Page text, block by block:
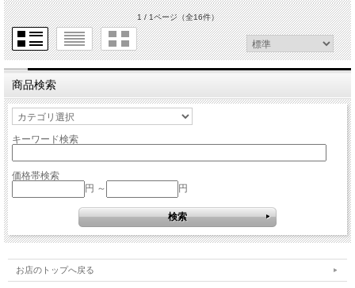
1 / 1ページ（全16件）
商品検索
キーワード検索
価格帯検索
円 ～
円
お店のトップへ戻る